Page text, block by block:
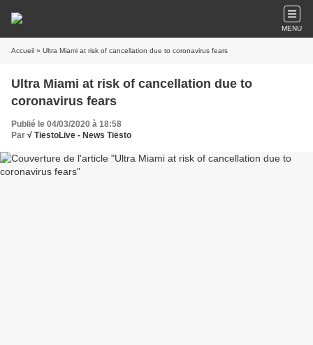
MENU
Accueil » Ultra Miami at risk of cancellation due to coronavirus fears
Ultra Miami at risk of cancellation due to
coronavirus fears
Publié le 04/03/2020 à 18:58
Par √ TiestoLive - News Tiësto